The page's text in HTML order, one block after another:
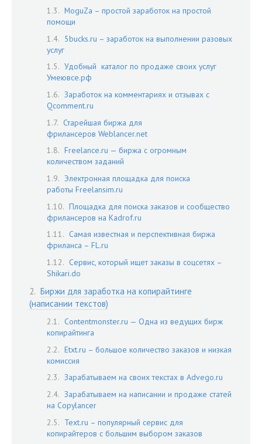
MoguZa – простой заработок на простой
помощи
5bucks.ru – заработок на выполнении разовых
услуг
Удобный каталог по продаже своих услуг
Умеювсе.рф
Заработок на комментариях и отзывах с
Qcomment.ru
Старейшая биржа для
фрилансеров Weblancer.net
Freelance.ru — биржа с огромным
количеством заданий
Электронная площадка для поиска
работы Freelansim.ru
Площадка для поиска заказов и сообщество
фрилансеров на Kadrof.ru
Самая известная и перспективная биржа
фриланса – FL.ru
Сервис, который ищет заказы в соцсетях –
Shikari.do
Биржи для заработка на копирайтинге
(написании текстов)
Contentmonster.ru — Одна из ведущих бирж
копирайтинга
Etxt.ru – большое количество заказов и низкая
комиссия
Зарабатываем на своих текстах в Advego.ru
Зарабатываем на написании и продаже статей
на Copylancer
Text.ru – популярный сервис для
копирайтеров с большим выбором заказов